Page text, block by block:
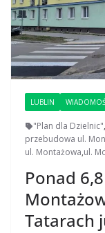
LUBLIN
"Plan dla Dzielnic",
przebudowa ul.
ul. Montażowa,ul.
Ponad
Tatarach